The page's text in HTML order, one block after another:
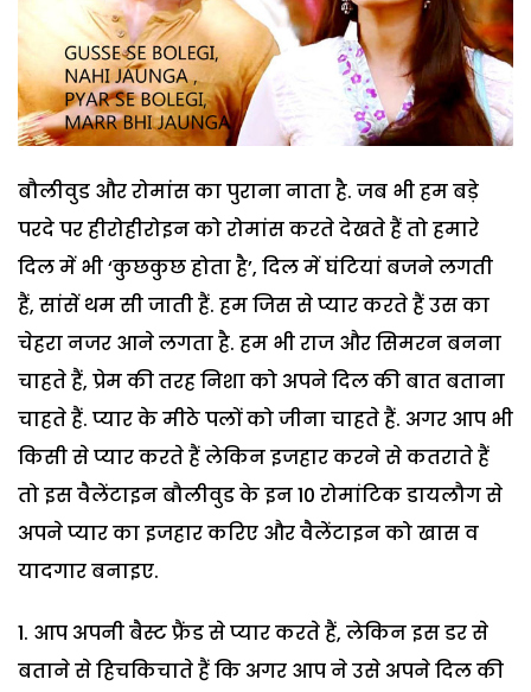
बौलीवुड और रोमांस का पुराना नाता है. जब भी हम बड़े
परदे पर हीरोहीरोइन को रोमांस करते देखते हैं तो हमारे
दिल में भी ‘कुछकुछ होता है’, दिल में घंटियां बजने लगती
हैं, सांसें थम सी जाती हैं. हम जिस से प्यार करते हैं उस का
चेहरा नजर आने लगता है. हम भी राज और सिमरन बनना
चाहते हैं, प्रेम की तरह निशा को अपने दिल की बात बताना
चाहते हैं. प्यार के मीठे पलों को जीना चाहते हैं. अगर आप भी
किसी से प्यार करते हैं लेकिन इजहार करने से कतराते हैं
तो इस वैलेंटाइन बौलीवुड के इन 10 रोमांटिक डायलौग से
अपने प्यार का इजहार करिए और वैलेंटाइन को खास व
यादगार बनाइए.
1. आप अपनी बैस्ट फ्रैंड से प्यार करते हैं, लेकिन इस डर से
बताने से हिचकिचाते हैं कि अगर आप ने उसे अपने दिल की